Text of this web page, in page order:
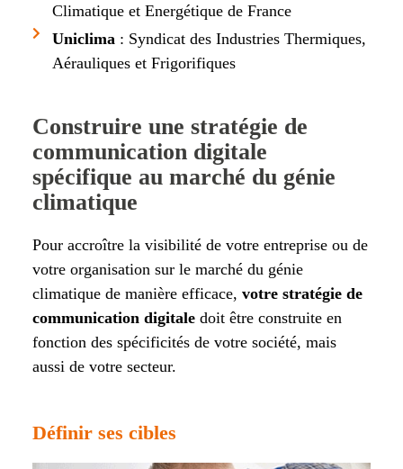
Climatique et Energétique de France
Uniclima : Syndicat des Industries Thermiques,
Aérauliques et Frigorifiques
Construire une stratégie de
communication digitale
spécifique au marché du génie
climatique
Pour accroître la visibilité de votre entreprise ou de
votre organisation sur le marché du génie
climatique de manière efficace, votre stratégie de
communication digitaledoit être construite en
fonction des spécificités de votre société, mais
aussi de votre secteur.
Définir ses cibles